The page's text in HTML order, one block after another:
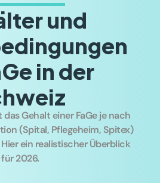
und
in der
Gehalt einer FaGe je nach
(Spital, Pflegeheim, Spitex)
ein realistischer Überblick
für 2026.